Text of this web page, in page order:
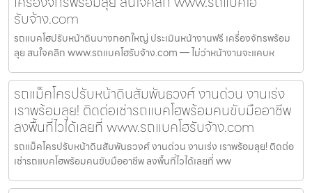
รับจ้าง.com
รถแบคโฮปรับหน้าดินบางกอกใหญ่ ประเมินหน้างานฟรี เครื่องจักรพร้อม
ลุย สนใจคลิก www.รถแบคโฮรับจ้าง.com — ไม่ว่าหน้างานจะแคบห
รถแม็คโครปรับหน้าดินสัมพันธวงศ์ งานด่วน งานเร่ง
เราพร้อมลุย! ติดต่อเช่ารถแบคโฮพร้อมคนขับมืออาชีพ
ลงพื้นที่ไวได้เลยที่ www.รถแบคโฮรับจ้าง.com
รถแม็คโครปรับหน้าดินสัมพันธวงศ์ งานด่วน งานเร่ง เราพร้อมลุย! ติดต่อ
เช่ารถแบคโฮพร้อมคนขับมืออาชีพ ลงพื้นที่ไวได้เลยที่ ww